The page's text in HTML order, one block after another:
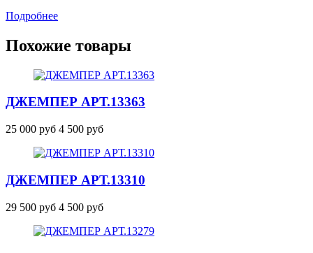
Подробнее
Похожие товары
ДЖЕМПЕР АРТ.13363
25 000 руб 4 500 руб
ДЖЕМПЕР АРТ.13310
29 500 руб 4 500 руб